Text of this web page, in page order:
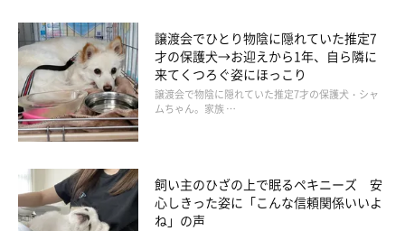
譲渡会でひとり物陰に隠れていた推定7
才の保護犬→お迎えから1年、自ら隣に
来てくつろぐ姿にほっこり
譲渡会で物陰に隠れていた推定7才の保護犬・シャ
ムちゃん。家族 …
飼い主のひざの上で眠るペキニーズ 安
心しきった姿に「こんな信頼関係いいよ
ね」の声